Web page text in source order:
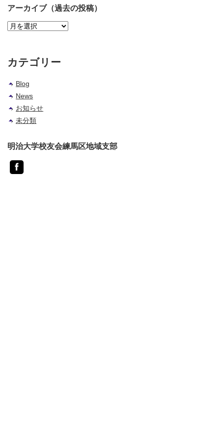
アーカイブ（過去の投稿）
ア
イ
ブ
去
の
投
稿）
カテゴリー
Blog
News
お知らせ
未分類
明治大学校友会練馬区地域支部